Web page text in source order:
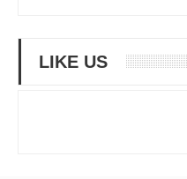
LIKE US